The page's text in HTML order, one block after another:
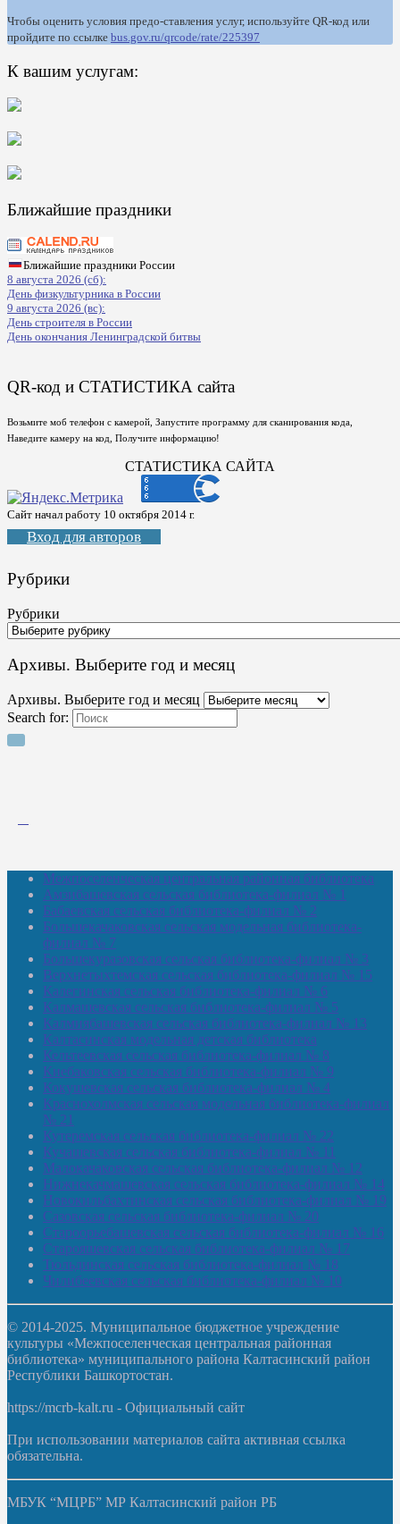
Чтобы оценить условия предо-ставления услуг, используйте QR-код или
пройдите по ссылке bus.gov.ru/qrcode/rate/225397
К вашим услугам:
Ближайшие праздники
Ближайшие праздники России
8 августа 2026 (сб):
День физкультурника в России
9 августа 2026 (вс):
День строителя в России
День окончания Ленинградской битвы
QR-код и СТАТИСТИКА сайта
Возьмите моб телефон с камерой, Запустите программу для сканирования кода,
Наведите камеру на код, Получите информацию!
СТАТИСТИКА САЙТА
Сайт начал работу 10 октября 2014 г.
Вход для авторов
Рубрики
Рубрики
Архивы. Выберите год и месяц
Архивы. Выберите год и месяц
Search for:
Межпоселенческая центральная районная библиотека
Амзибашевская сельская библиотека-филиал № 1
Бабаевская сельская библиотека-филиал № 2
Большекачаковская сельская модельная библиотека-
филиал № 7
Большекуразовская сельская библиотека-филиал № 3
Верхнетыхтемская сельская библиотека-филиал № 15
Калегинская сельская библиотека-филиал № 6
Калмашевская сельская библиотека-филиал № 5
Калмиябашевская сельская библиотека-филиал № 13
Калтасинская модельная детская библиотека
Кельтеевская сельская библиотека-филиал № 8
Киебаковская сельская библиотека-филиал № 9
Кокушевская сельская библиотека-филиал № 4
Краснохолмская сельская модельная библиотека-филиал
№ 21
Кутеремская сельская библиотека-филиал № 22
Кучашевская сельская библиотека-филиал № 11
Малокачаковская сельская библиотека-филиал № 12
Нижнекачмашевская сельская библиотека-филиал № 14
Новокильбахтинская сельская библиотека-филиал № 19
Сазовская сельская библиотека-филиал № 20
Староорьебашевская сельская библиотека-филиал № 16
Старояшевская сельская библиотека-филиал № 17
Тюльдинская сельская библиотека-филиал № 18
Чилибеевская сельская библиотека-филиал № 10
© 2014-2025. Муниципальное бюджетное учреждение
культуры «Межпоселенческая центральная районная
библиотека» муниципального района Калтасинский район
Республики Башкортостан.
https://mcrb-kalt.ru - Официальный сайт
При использовании материалов сайта активная ссылка
обязательна.
МБУК “МЦРБ” МР Калтасинский район РБ